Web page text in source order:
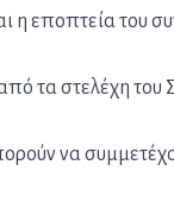
η εποπτεία του
τα στελέχη του
να